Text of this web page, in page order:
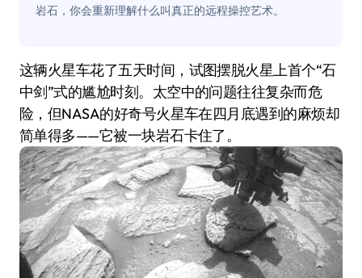
岩石，你会重新理解什么叫真正的远程操控艺术。
这辆火星车花了五天时间，试图摆脱火星上首个“石
中剑”式的尴尬时刻。太空中的问题往往复杂而危
险，但NASA的好奇号火星车在四月底遇到的麻烦却
简单得多——它被一块岩石卡住了。